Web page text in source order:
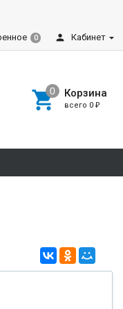
0 Кабинет
Корзина
всего 0 ₽